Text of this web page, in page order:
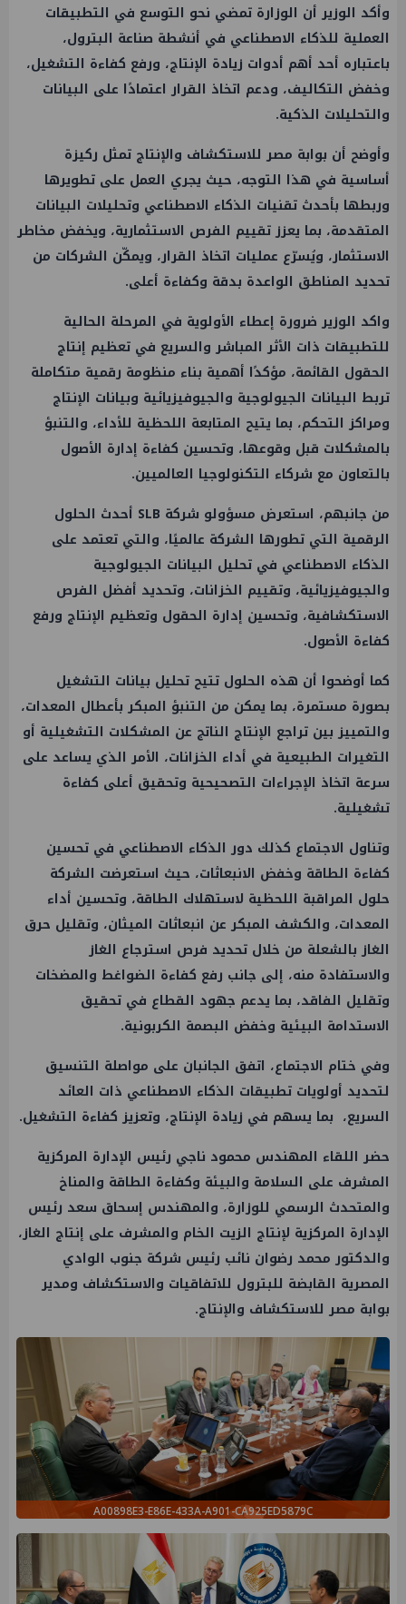
وأكد الوزير أن الوزارة تمضي نحو التوسع في التطبيقات
العملية للذكاء الاصطناعي في أنشطة صناعة البترول،
باعتباره أحد أهم أدوات زيادة الإنتاج، ورفع كفاءة التشغيل،
وخفض التكاليف، ودعم اتخاذ القرار اعتمادًا على البيانات
والتحليلات الذكية.
وأوضح أن بوابة مصر للاستكشاف والإنتاج تمثل ركيزة
أساسية في هذا التوجه، حيث يجري العمل على تطويرها
وربطها بأحدث تقنيات الذكاء الاصطناعي وتحليلات البيانات
المتقدمة، بما يعزز تقييم الفرص الاستثمارية، ويخفض مخاطر
الاستثمار، ويُسرّع عمليات اتخاذ القرار، ويمكّن الشركات من
تحديد المناطق الواعدة بدقة وكفاءة أعلى.
واكد الوزير ضرورة إعطاء الأولوية في المرحلة الحالية
للتطبيقات ذات الأثر المباشر والسريع في تعظيم إنتاج
الحقول القائمة، مؤكدًا أهمية بناء منظومة رقمية متكاملة
تربط البيانات الجيولوجية والجيوفيزيائية وبيانات الإنتاج
ومراكز التحكم، بما يتيح المتابعة اللحظية للأداء، والتنبؤ
بالمشكلات قبل وقوعها، وتحسين كفاءة إدارة الأصول
بالتعاون مع شركاء التكنولوجيا العالميين.
من جانبهم، استعرض مسؤولو شركة SLB أحدث الحلول
الرقمية التي تطورها الشركة عالميًا، والتي تعتمد على
الذكاء الاصطناعي في تحليل البيانات الجيولوجية
والجيوفيزيائية، وتقييم الخزانات، وتحديد أفضل الفرص
الاستكشافية، وتحسين إدارة الحقول وتعظيم الإنتاج ورفع
كفاءة الأصول.
كما أوضحوا أن هذه الحلول تتيح تحليل بيانات التشغيل
بصورة مستمرة، بما يمكن من التنبؤ المبكر بأعطال المعدات،
والتمييز بين تراجع الإنتاج الناتج عن المشكلات التشغيلية أو
التغيرات الطبيعية في أداء الخزانات، الأمر الذي يساعد على
سرعة اتخاذ الإجراءات التصحيحية وتحقيق أعلى كفاءة
تشغيلية.
وتناول الاجتماع كذلك دور الذكاء الاصطناعي في تحسين
كفاءة الطاقة وخفض الانبعاثات، حيث استعرضت الشركة
حلول المراقبة اللحظية لاستهلاك الطاقة، وتحسين أداء
المعدات، والكشف المبكر عن انبعاثات الميثان، وتقليل حرق
الغاز بالشعلة من خلال تحديد فرص استرجاع الغاز
والاستفادة منه، إلى جانب رفع كفاءة الضواغط والمضخات
وتقليل الفاقد، بما يدعم جهود القطاع في تحقيق
الاستدامة البيئية وخفض البصمة الكربونية.
وفي ختام الاجتماع، اتفق الجانبان على مواصلة التنسيق
لتحديد أولويات تطبيقات الذكاء الاصطناعي ذات العائد
السريع، بما يسهم في زيادة الإنتاج، وتعزيز كفاءة التشغيل.
حضر اللقاء المهندس محمود ناجي رئيس الإدارة المركزية
المشرف على السلامة والبيئة وكفاءة الطاقة والمناخ
والمتحدث الرسمي للوزارة، والمهندس إسحاق سعد رئيس
الإدارة المركزية لإنتاج الزيت الخام والمشرف على إنتاج الغاز،
والدكتور محمد رضوان نائب رئيس شركة جنوب الوادي
المصرية القابضة للبترول للاتفاقيات والاستكشاف ومدير
بوابة مصر للاستكشاف والإنتاج.
A00898E3-E86E-433A-A901-CA925ED5879C